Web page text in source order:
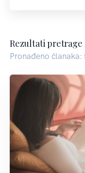
Rezultati pretrage
Pronađeno